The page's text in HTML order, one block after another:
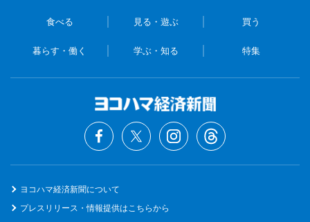
食べる 見る・遊ぶ 買う
暮らす・働く 学ぶ・知る 特集
ヨコハマ経済新聞について
プレスリリース・情報提供はこちらから